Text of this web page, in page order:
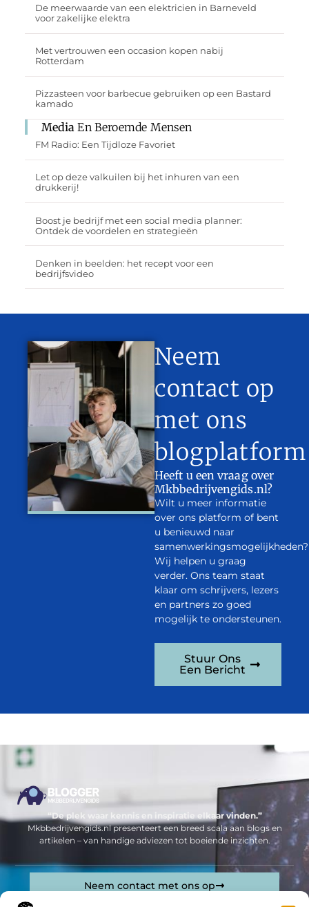
De meerwaarde van een elektricien in Barneveld
voor zakelijke elektra
Met vertrouwen een occasion kopen nabij
Rotterdam
Pizzasteen voor barbecue gebruiken op een Bastard
kamado
Media En Beroemde Mensen
FM Radio: Een Tijdloze Favoriet
Let op deze valkuilen bij het inhuren van een
drukkerij!
Boost je bedrijf met een social media planner:
Ontdek de voordelen en strategieën
Denken in beelden: het recept voor een
bedrijfsvideo
Neem
contact op
met ons
blogplatform
Heeft u een vraag over
Mkbbedrijvengids.nl?
Wilt u meer informatie
over ons platform of bent
u benieuwd naar
samenwerkingsmogelijkheden?
Wij helpen u graag
verder. Ons team staat
klaar om schrijvers, lezers
en partners zo goed
mogelijk te ondersteunen.
Stuur Ons
Een Bericht
“De plek waar kennis en inspiratie elkaar vinden.”
Mkbbedrijvengids.nl presenteert een breed scala aan blogs en
artikelen – van handige adviezen tot boeiende inzichten.
Neem contact met ons op